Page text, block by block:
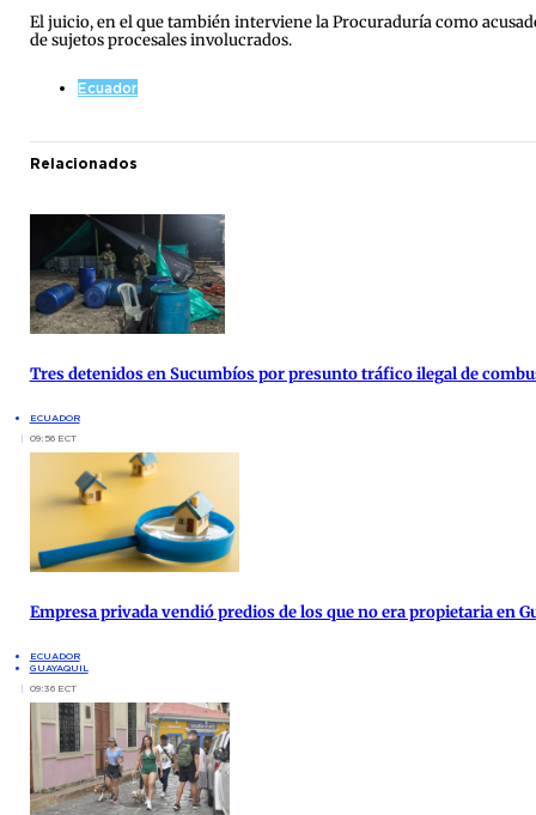
El juicio, en el que también interviene la Procuraduría como
de sujetos procesales involucrados.
Ecuador
Relacionados
Tres detenidos en Sucumbíos por presunto tráfico ilegal de
ECUADOR
09:56 ECT
Empresa privada vendió predios de los que no era propietaria en
ECUADOR
GUAYAQUIL
09:36 ECT